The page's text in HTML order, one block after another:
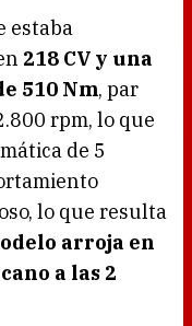
estaba
218 CV y una
510 Nm, par
rpm, lo que
de 5
lo que resulta
arroja en
a las 2